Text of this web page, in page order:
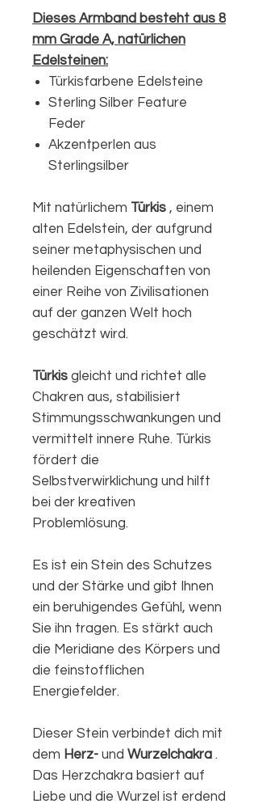
Dieses Armband besteht aus 8
mm Grade A, natürlichen
Edelsteinen:
Türkisfarbene Edelsteine
Sterling Silber Feature
Feder
Akzentperlen aus
Sterlingsilber
Mit natürlichem Türkis , einem
alten Edelstein, der aufgrund
seiner metaphysischen und
heilenden Eigenschaften von
einer Reihe von Zivilisationen
auf der ganzen Welt hoch
geschätzt wird.
Türkis gleicht und richtet alle
Chakren aus, stabilisiert
Stimmungsschwankungen und
vermittelt innere Ruhe. Türkis
fördert die
Selbstverwirklichung und hilft
bei der kreativen
Problemlösung.
Es ist ein Stein des Schutzes
und der Stärke und gibt Ihnen
ein beruhigendes Gefühl, wenn
Sie ihn tragen. Es stärkt auch
die Meridiane des Körpers und
die feinstofflichen
Energiefelder.
Dieser Stein verbindet dich mit
dem Herz- und Wurzelchakra .
Das Herzchakra basiert auf
Liebe und die Wurzel ist erdend